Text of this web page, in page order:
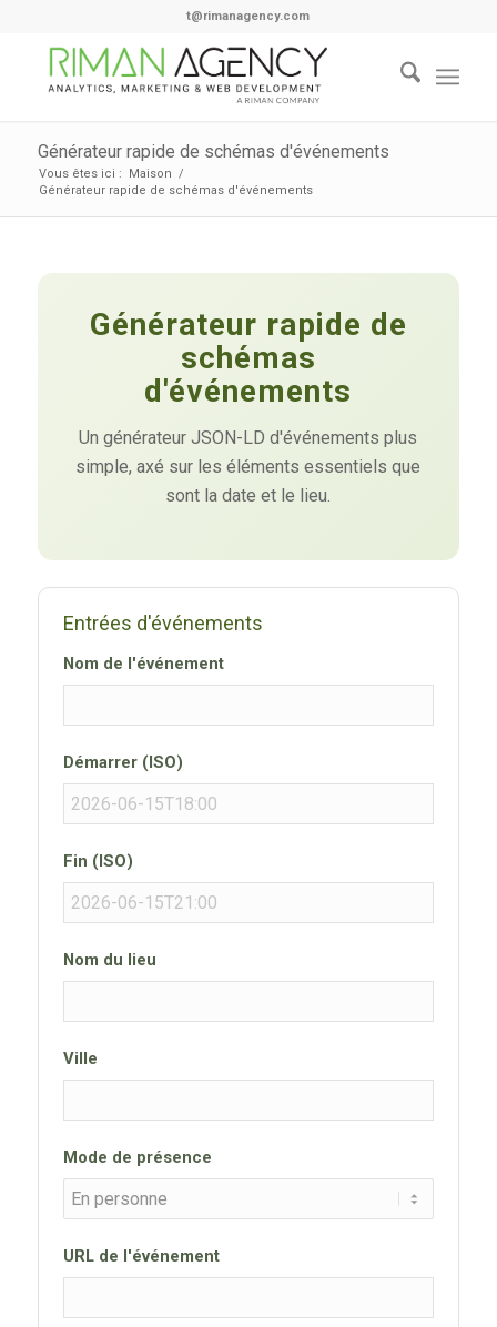
t@rimanagency.com
Générateur rapide de schémas d'événements
Vous êtes ici : Maison /
Générateur rapide de schémas d'événements
Générateur rapide de
schémas
d'événements
Un générateur JSON-LD d'événements plus
simple, axé sur les éléments essentiels que
sont la date et le lieu.
Entrées d'événements
Nom de l'événement
Démarrer (ISO)
Fin (ISO)
Nom du lieu
Ville
Mode de présence
URL de l'événement